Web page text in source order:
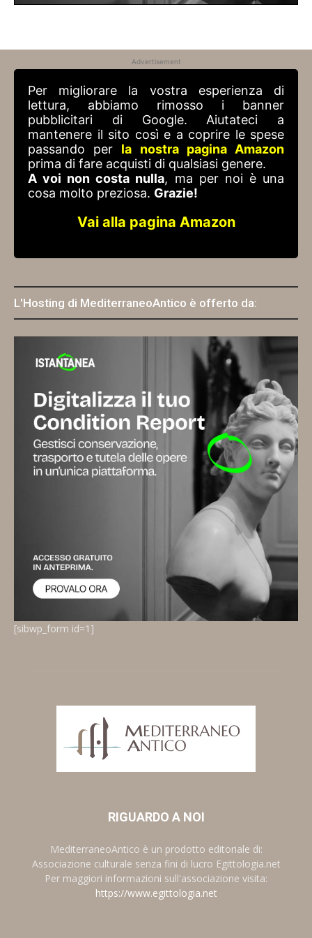
Advertisement
Per migliorare la vostra esperienza di
lettura, abbiamo rimosso i banner
pubblicitari di Google. Aiutateci a
mantenere il sito così e a coprire le spese
passando per la nostra pagina Amazon
prima di fare acquisti di qualsiasi genere.
A voi non costa nulla, ma per noi è una
cosa molto preziosa. Grazie!
Vai alla pagina Amazon
L'Hosting di MediterraneoAntico è offerto da:
[sibwp_form id=1]
RIGUARDO A NOI
MediterraneoAntico è un prodotto editoriale di:
Associazione culturale senza fini di lucro Egittologia.net
Per maggiori informazioni sull'associazione visita:
https://www.egittologia.net